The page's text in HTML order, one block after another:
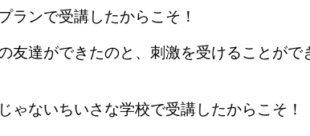
ランで受講したからこそ！
の友達ができたのと、刺激を受けることがで
ゃないちいさな学校で受講したからこそ！